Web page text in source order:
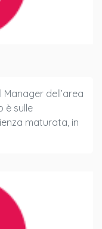
dell’area
è sulle
maturata, in